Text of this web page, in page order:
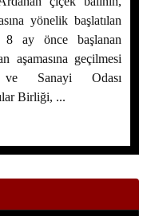
yönelik başlatılan
8 ay önce başlanan
aşamasına geçilmesi
ve Sanayi Odası
Birliği, ...
İnsana dair Yazısı
Ardahan’da Spor
Yeni Harf Grubu
ve Meclis